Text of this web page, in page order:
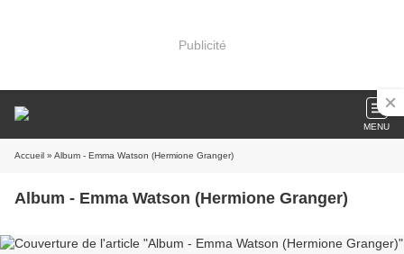
Publicité
MENU
Accueil » Album - Emma Watson (Hermione Granger)
Album - Emma Watson (Hermione Granger)